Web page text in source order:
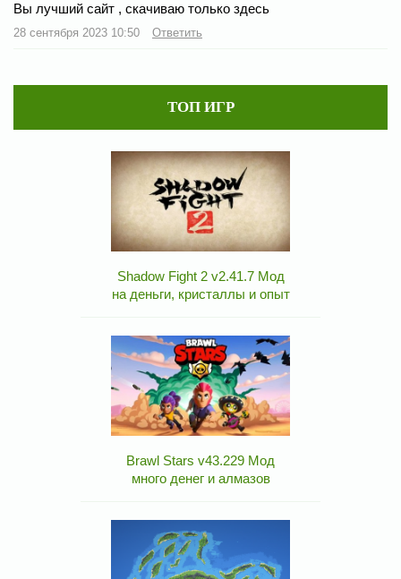
Вы лучший сайт , скачиваю только здесь
28 сентября 2023 10:50 Ответить
ТОП ИГР
Shadow Fight 2 v2.41.7 Мод
на деньги, кристаллы и опыт
Brawl Stars v43.229 Мод
много денег и алмазов